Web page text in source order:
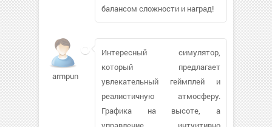
балансом сложности и наград!
armpunk274
Интересный симулятор,
который предлагает
увлекательный геймплей и
реалистичную атмосферу.
Графика на высоте, а